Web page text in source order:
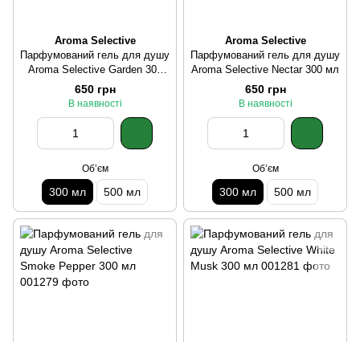
Aroma Selective
Парфумований гель для душу
Aroma Selective Garden 300
мл
650 грн
В наявності
Обʼєм
300 мл 500 мл
Aroma Selective
Парфумований гель для душу
Aroma Selective Nectar 300 мл
650 грн
В наявності
Обʼєм
300 мл 500 мл